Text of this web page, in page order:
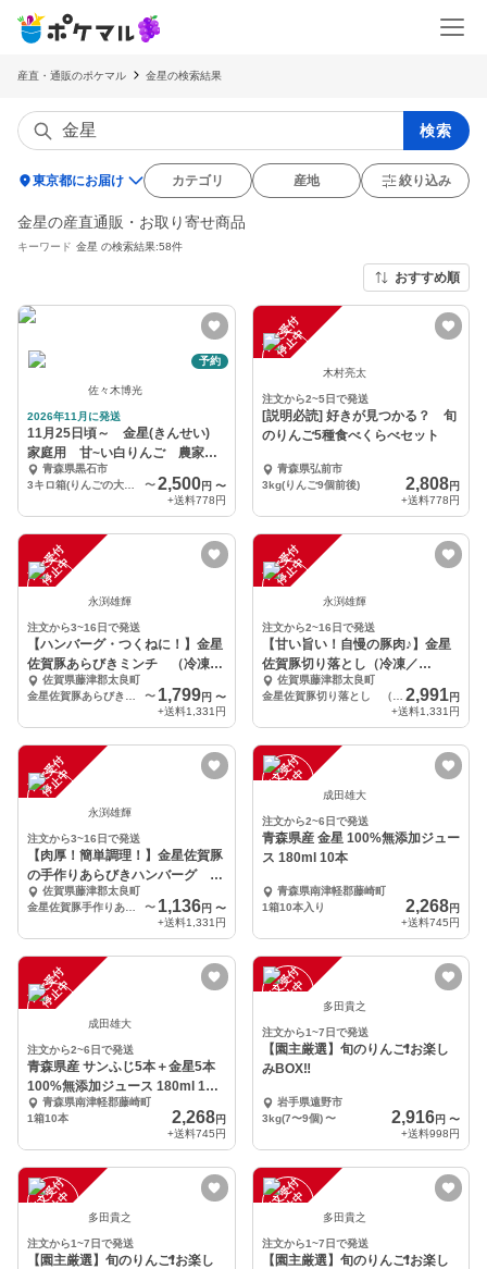
産直・通販のポケマル 金星の検索結果
検索
location_on東京都にお届け カテゴリ 産地 絞り込み
金星の産直通販・お取り寄せ商品
キーワード 金星 の検索結果:58件
おすすめ順
予約
佐々木博光
2026年11月に発送
11月25日頃～ 金星(きんせい)
家庭用 甘~い白りんご 農家直
送青森りんご
青森県黒石市
〜 2,500円 〜
+送料778円
注
文
受
付
停
止
中
木村亮太
注文から2~5日で発送
[説明必読] 好きが見つかる？ 旬
のりんご5種食べくらべセット
青森県弘前市
3kg(りんご9個前後)
2,808円
+送料778円
注
文
受
付
停
止
中
永渕雄輝
注文から3~16日で発送
【ハンバーグ・つくねに！】金星
佐賀豚あらびきミンチ （冷凍／
300g～）
佐賀県藤津郡太良町
〜 1,799円 〜
+送料1,331円
注
文
受
付
停
止
中
永渕雄輝
注文から2~16日で発送
【甘い旨い！自慢の豚肉♪】金星
佐賀豚切り落とし（冷凍／
300g×4パック）
佐賀県藤津郡太良町
2,991円
+送料1,331円
注
文
受
付
停
止
中
永渕雄輝
注文から3~16日で発送
【肉厚！簡単調理！】金星佐賀豚
の手作りあらびきハンバーグ
(冷凍)
佐賀県藤津郡太良町
〜 1,136円 〜
+送料1,331円
注
文
受
付
停
止
中 成田雄大
注文から2~6日で発送
青森県産 金星 100%無添加ジュー
ス 180ml 10本
青森県南津軽郡藤崎町
1箱10本入り
2,268円
+送料745円
注
文
受
付
停
止
中
成田雄大
注文から2~6日で発送
青森県産 サンふじ5本＋金星5本
100%無添加ジュース 180ml 10
本 青森県南津軽郡藤崎町
1箱10本
2,268円
+送料745円
注
文
受
付
停
止
中 多田貴之
注文から1~7日で発送
【園主厳選】旬のりんご❗️お楽し
みBOX‼️
岩手県遠野市
3kg(7〜9個) 〜 2,916円 〜
+送料998円
注
文
受
付
停
止
中 多田貴之
注文から1~7日で発送
【園主厳選】旬のりんご❗️お楽し
注
文
受
付
停
止
中 多田貴之
注文から1~7日で発送
【園主厳選】旬のりんご❗️お楽し